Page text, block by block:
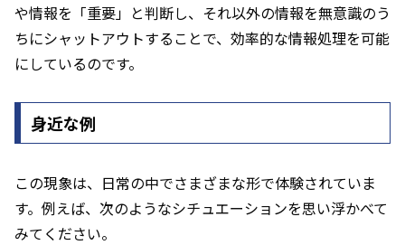
や情報を「重要」と判断し、それ以外の情報を無意識のう
ちにシャットアウトすることで、効率的な情報処理を可能
にしているのです。
身近な例
この現象は、日常の中でさまざまな形で体験されていま
す。例えば、次のようなシチュエーションを思い浮かべて
みてください。